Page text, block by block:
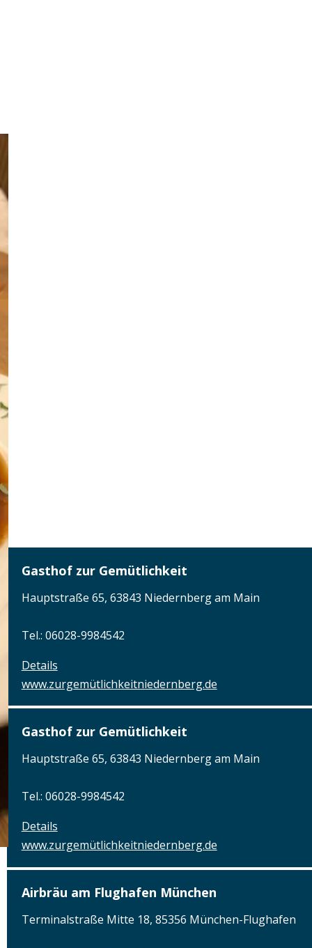
Gasthof zur Gemütlichkeit
Hauptstraße 65, 63843 Niedernberg am Main
Tel.: 06028-9984542
Details
www.zurgemütlichkeitniedernberg.de
Gasthof zur Gemütlichkeit
Hauptstraße 65, 63843 Niedernberg am Main
Tel.: 06028-9984542
Details
www.zurgemütlichkeitniedernberg.de
Airbräu am Flughafen München
Terminalstraße Mitte 18, 85356 München-Flughafen